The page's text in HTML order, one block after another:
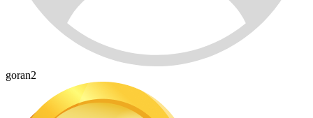
goran2